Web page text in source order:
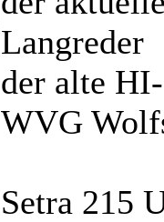
Langreder
der alte
WVG
Setra 215